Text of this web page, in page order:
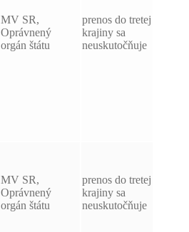
MV SR,
Oprávnený
orgán štátu
prenos do tretej
krajiny sa
neuskutočňuje
MV SR,
Oprávnený
orgán štátu
prenos do tretej
krajiny sa
neuskutočňuje